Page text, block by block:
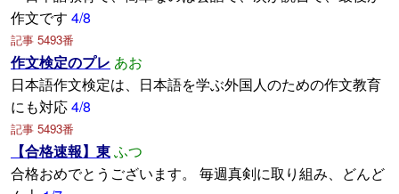
作文です 4/8
記事 5493番
作文検定のプレ あお
日本語作文検定は、日本語を学ぶ外国人のための作文教育
にも対応4/8
記事 5493番
【合格速報】東ふつ
合格おめでとうございます。 毎週真剣に取り組み、どんど